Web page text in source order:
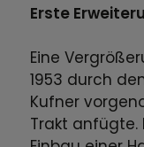
Erste
Eine
1953 durch
Kufner
Trakt anfügte.